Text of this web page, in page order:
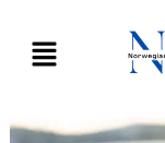
content
Menu